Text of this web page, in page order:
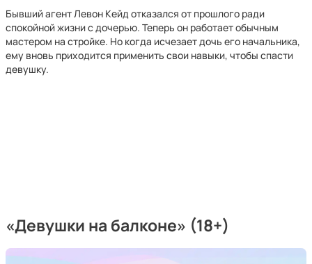
Бывший агент Левон Кейд отказался от прошлого ради
спокойной жизни с дочерью. Теперь он работает обычным
мастером на стройке. Но когда исчезает дочь его начальника,
ему вновь приходится применить свои навыки, чтобы спасти
девушку.
«Девушки на балконе» (18+)